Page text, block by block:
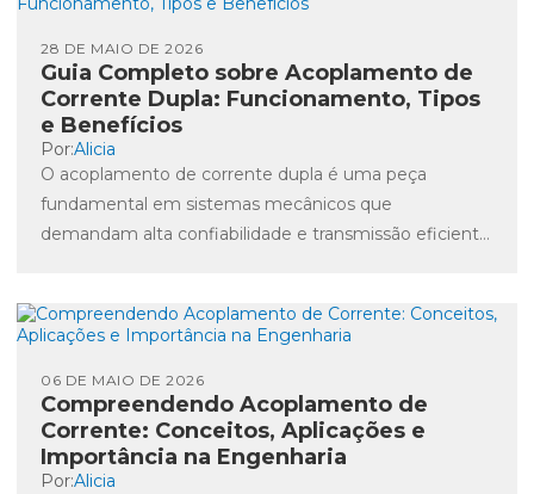
Guia Completo sobre Acoplamento de
Corrente Dupla: Funcionamento, Tipos
e Benefícios
28 DE MAIO DE 2026
Por:Alicia
O acoplamento de corrente dupla é uma peça
fundamental em sistemas mecânicos que
demandam alta confiabilidade e transmissão eficiente
Compreendendo Acoplamento de
Corrente: Conceitos, Aplicações e
Importância na Engenharia
06 DE MAIO DE 2026
Por:Alicia